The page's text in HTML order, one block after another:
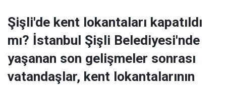
Şişli'de kent lokantaları kapatıldı
mı? İstanbul Şişli Belediyesi'nde
yaşanan son gelişmeler sonrası
vatandaşlar, kent lokantalarının